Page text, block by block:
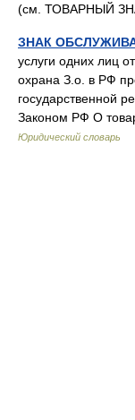
(см. ТОВАРНЫЙ
ЗНАК
услуги одних лиц
охрана З.о. в РФ
государственной
Законом РФ О
Юридический словарь